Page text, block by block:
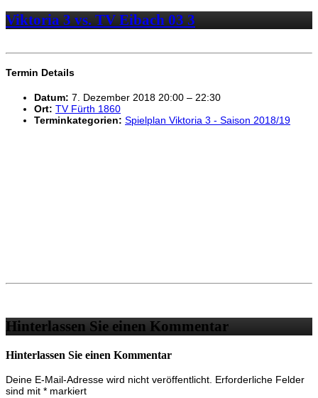
Viktoria 3 vs. TV Eibach 03 3
Termin Details
Datum: 7. Dezember 2018 20:00 – 22:30
Ort: TV Fürth 1860
Terminkategorien: Spielplan Viktoria 3 - Saison 2018/19
Hinterlassen Sie einen Kommentar
Hinterlassen Sie einen Kommentar
Deine E-Mail-Adresse wird nicht veröffentlicht. Erforderliche Felder
sind mit * markiert